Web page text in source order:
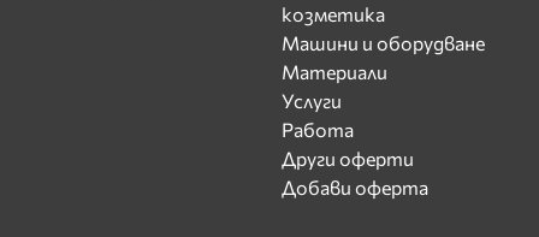
козметика
Машини и оборудване
Материали
Услуги
Работа
Други оферти
Добави оферта